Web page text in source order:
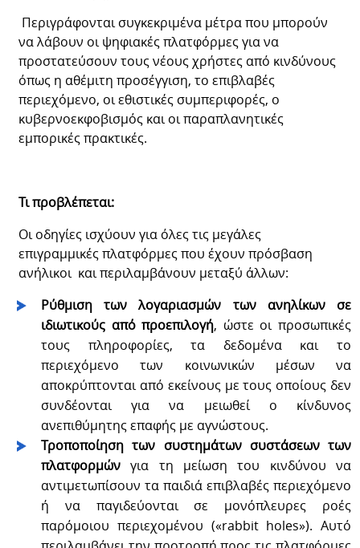
Περιγράφονται συγκεκριμένα μέτρα που μπορούν
να λάβουν οι ψηφιακές πλατφόρμες για να
προστατεύσουν τους νέους χρήστες από κινδύνους
όπως η αθέμιτη προσέγγιση, το επιβλαβές
περιεχόμενο, οι εθιστικές συμπεριφορές, ο
κυβερνοεκφοβισμός και οι παραπλανητικές
εμπορικές πρακτικές.
Τι προβλέπεται:
Οι οδηγίες ισχύουν για όλες τις μεγάλες
επιγραμμικές πλατφόρμες που έχουν πρόσβαση
ανήλικοι και περιλαμβάνουν μεταξύ άλλων:
Ρύθμιση των λογαριασμών των ανηλίκων σε
ιδιωτικούς από προεπιλογή, ώστε οι προσωπικές
τους πληροφορίες, τα δεδομένα και το
περιεχόμενο των κοινωνικών μέσων να
αποκρύπτονται από εκείνους με τους οποίους δεν
συνδέονται για να μειωθεί ο κίνδυνος
ανεπιθύμητης επαφής με αγνώστους.
Τροποποίηση των συστημάτων συστάσεων των
πλατφορμών για τη μείωση του κινδύνου να
αντιμετωπίσουν τα παιδιά επιβλαβές περιεχόμενο
ή να παγιδεύονται σε μονόπλευρες ροές
παρόμοιου περιεχομένου («rabbit holes»). Αυτό